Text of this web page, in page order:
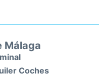
Málaga
Coches